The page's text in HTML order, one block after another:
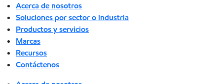
Acerca de nosotros
Soluciones por sector o industria
Productos y servicios
Marcas
Recursos
Contáctenos